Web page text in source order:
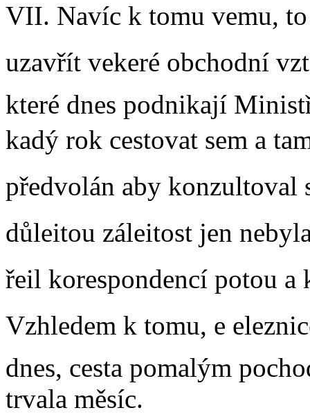
VII. Navíc k tomu vemu,
uzavřít vekeré obchodní
které dnes podnikají
kadý rok cestovat sem a
předvolán aby konzultoval
důleitou záleitost jen
řeil korespondencí potou
Vzhledem k tomu, e
dnes, cesta pomalým
trvala měsíc.